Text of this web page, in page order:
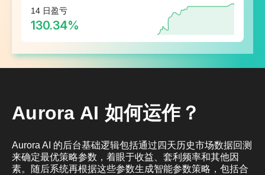
14 日盈亏
130.34%
Aurora AI 如何运作？
Aurora AI 的后台基础逻辑包括通过四天历史市场数据回测
来确定最优策略参数，着眼于收益、套利频率和其他因
素。随后系统再根据这些参数生成智能参数策略，包括合